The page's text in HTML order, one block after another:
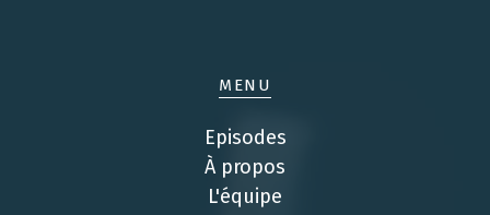
MENU
Episodes
À propos
L'équipe